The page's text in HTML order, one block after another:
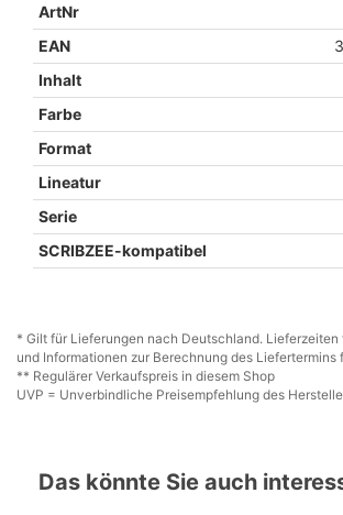
ArtNr
EAN
Inhalt
Farbe
Format
Lineatur
Serie
SCRIBZEE-kompatibel
* Gilt für Lieferungen nach Deutschland. Lieferzeiten
und Informationen zur Berechnung des Liefertermins
** Regulärer Verkaufspreis in diesem Shop
UVP = Unverbindliche Preisempfehlung des
Das könnte Sie auch